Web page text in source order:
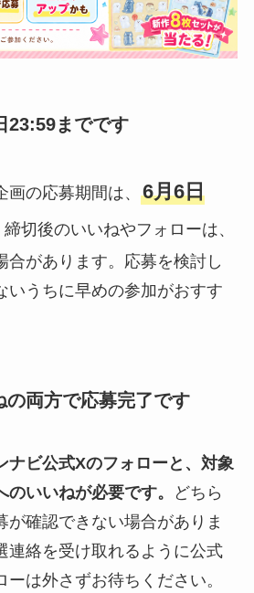
23:59までです
の応募期間は、 6月6日
切後のいいねやフォローは、
合があります。応募を検討し
いうちに早めの参加がおすす
の両方で応募完了です
ナビ公式Xのフォローと、対象
いいねが必要です。
どちら
が確認できない場合がありま
連絡を受け取れるように公式
は外さずお待ちください。